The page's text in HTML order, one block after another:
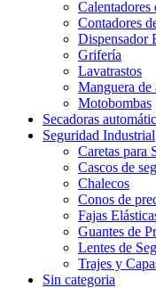
Calentadores
Contadores
Dispensador
Grifería
Lavatrastos
Manguera de
Motobombas
Secadoras
Seguridad Industrial
Caretas para
Cascos de
Chalecos
Conos de
Fajas
Guantes de
Lentes de
Trajes y
Sin categoria